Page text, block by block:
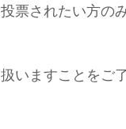
票されたい方のみ
いますことをご